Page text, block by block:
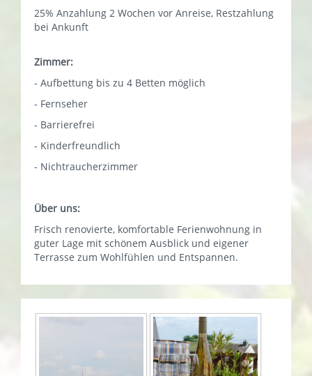
25% Anzahlung 2 Wochen vor Anreise, Restzahlung
bei Ankunft
Zimmer:
- Aufbettung bis zu 4 Betten möglich
- Fernseher
- Barrierefrei
- Kinderfreundlich
- Nichtraucherzimmer
Über uns:
Frisch renovierte, komfortable Ferienwohnung in
guter Lage mit schönem Ausblick und eigener
Terrasse zum Wohlfühlen und Entspannen.